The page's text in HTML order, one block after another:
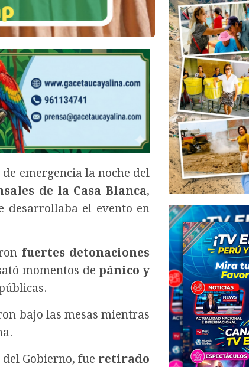
emergencia la noche del
de la Casa Blanca,
desarrollaba el evento en
fuertes detonaciones
momentos de pánico y
bajo las mesas mientras
Gobierno, fue retirado